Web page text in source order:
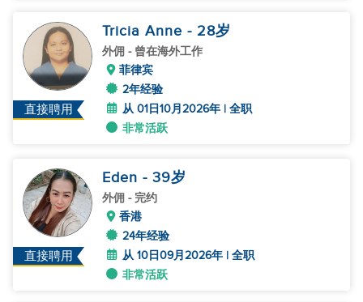
直接聘用
Tricia Anne - 28岁
外佣 - 曾在海外工作
菲律宾
2年经验
从 01日10月2026年 | 全职
非常活跃
直接聘用
Eden - 39岁
外佣 - 完约
香港
24年经验
从 10日09月2026年 | 全职
非常活跃